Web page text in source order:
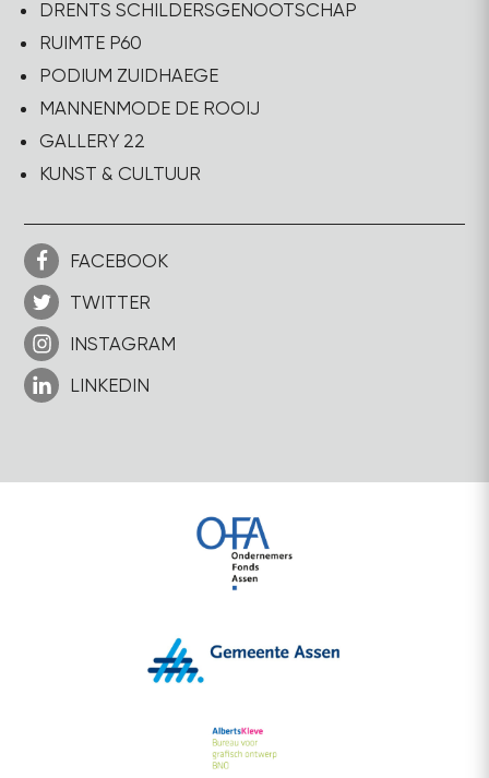
DRENTS SCHILDERSGENOOTSCHAP
RUIMTE P60
PODIUM ZUIDHAEGE
MANNENMODE DE ROOIJ
GALLERY 22
KUNST & CULTUUR
FACEBOOK
TWITTER
INSTAGRAM
LINKEDIN